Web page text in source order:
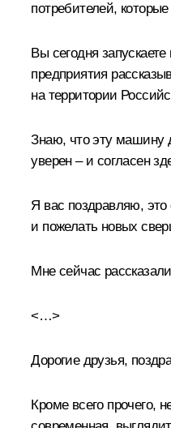
потребителей,
Вы сегодня
предприятия
на территории
Знаю, что эту машину
уверен – и согласен
Я вас поздравляю, это
и пожелать новых
Мне сейчас
<…>
Дорогие друзья,
Кроме всего прочего,